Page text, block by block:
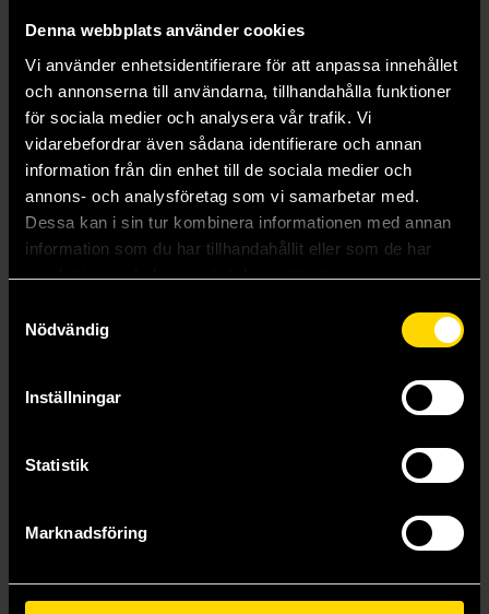
Denna webbplats använder cookies
Vi använder enhetsidentifierare för att anpassa innehållet
och annonserna till användarna, tillhandahålla funktioner
för sociala medier och analysera vår trafik. Vi
vidarebefordrar även sådana identifierare och annan
information från din enhet till de sociala medier och
annons- och analysföretag som vi samarbetar med.
Dessa kan i sin tur kombinera informationen med annan
information som du har tillhandahållit eller som de har
samlat in när du har använt deras tjänster.
Nödvändig
Inställningar
Statistik
Marknadsföring
Fools blood set of 7 Dice
Dice
179 kr
Beställ